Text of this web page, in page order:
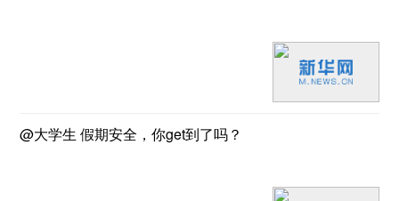
@大学生 假期安全，你get到了吗？